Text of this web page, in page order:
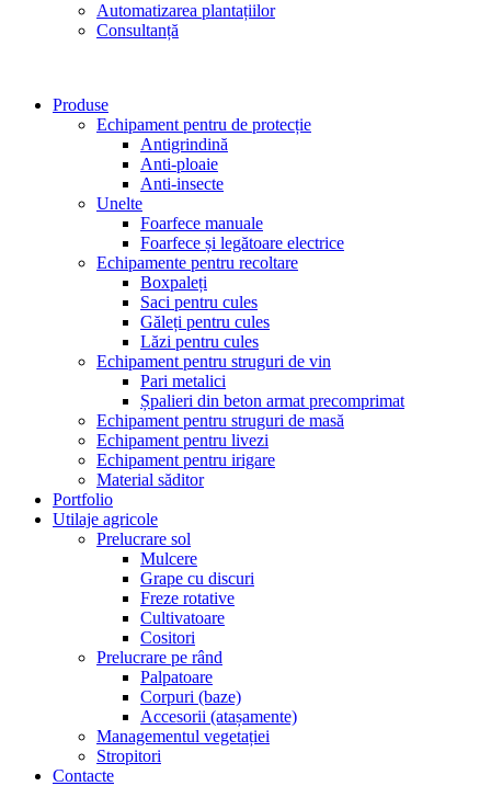
Automatizarea plantațiilor
Consultanță
Produse
Echipament pentru de protecție
Antigrindină
Anti-ploaie
Anti-insecte
Unelte
Foarfece manuale
Foarfece și legătoare electrice
Echipamente pentru recoltare
Boxpaleți
Saci pentru cules
Găleți pentru cules
Lăzi pentru cules
Echipament pentru struguri de vin
Pari metalici
Șpalieri din beton armat precomprimat
Echipament pentru struguri de masă
Echipament pentru livezi
Echipament pentru irigare
Material săditor
Portfolio
Utilaje agricole
Prelucrare sol
Mulcere
Grape cu discuri
Freze rotative
Cultivatoare
Cositori
Prelucrare pe rând
Palpatoare
Corpuri (baze)
Accesorii (atașamente)
Managementul vegetației
Stropitori
Contacte